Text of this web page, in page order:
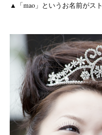
▲「mao」というお名前がス